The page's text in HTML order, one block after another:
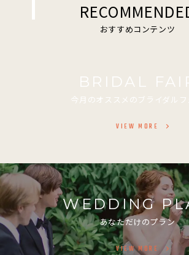
おすすめコンテンツ
BRIDAL
今月のオススメのブライダルフ
VIEW MORE
WEDDING
あなただけのプラン
VIEW MORE